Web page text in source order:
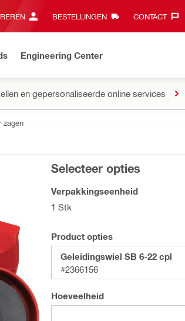
BESTELLINGEN CONTACT‎
Engineering Center
en gepersonaliseerde online services
zagen
Selecteer opties
Verpakkingseenheid
1 Stk
Product opties
Geleidingswiel SB 6-22 cpl
#2366156
Hoeveelheid